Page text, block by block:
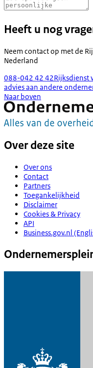
Heeft u nog
Neem contact op met de
Nederland
088-042 42 42Rijksdienst
advies aan andere
Naar boven
Over deze site
Over ons
Contact
Partners
Toegankelijkheid
Disclaimer
Cookies & Privacy
API
Business.gov.nl